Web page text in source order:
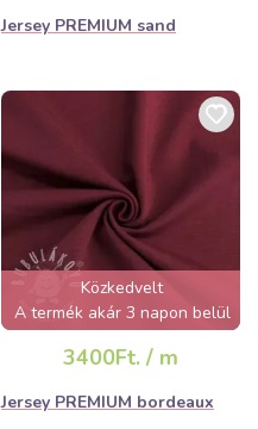
Jersey PREMIUM sand
Közkedvelt
A termék akár 3 napon belül
elfogyhat!
3400Ft. / m
Jersey PREMIUM bordeaux